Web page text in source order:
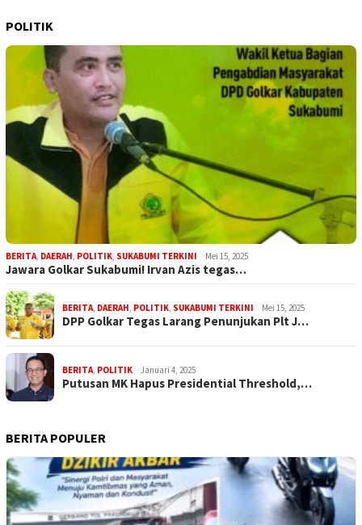
POLITIK
BERITA, DAERAH, POLITIK, SUKABUMI TERKINI Mei 15, 2025
Jawara Golkar Sukabumi! Irvan Azis tegas…
BERITA, DAERAH, POLITIK, SUKABUMI TERKINI Mei 15, 2025
DPP Golkar Tegas Larang Penunjukan Plt J…
BERITA, POLITIK Januari 4, 2025
Putusan MK Hapus Presidential Threshold,…
BERITA POPULER